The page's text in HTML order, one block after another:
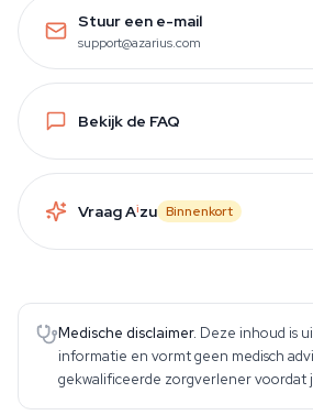
Stuur een e-mail
support@azarius.com
Bekijk de FAQ
Vraag Aizu Binnenkort
Medische disclaimer. Deze inhoud is
informatie en vormt geen medisch
gekwalificeerde zorgverlener voordat